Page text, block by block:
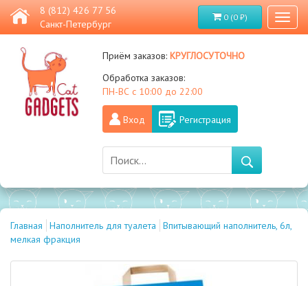
8 (812) 426 77 56
Санкт-Петербург
0 (0 ₽)
Приём заказов:круглосуточно
Обработка заказов:
ПН-ВС с 10:00 до 22:00
Вход Регистрация
Главная Наполнитель для туалета
Впитывающий наполнитель, 6л,
мелкая фракция